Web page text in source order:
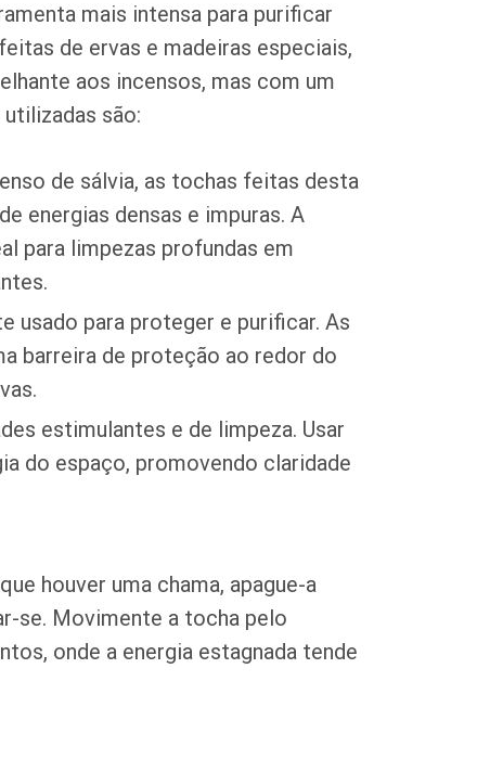
mais intensa para purificar
de ervas e madeiras especiais,
aos incensos, mas com um
utilizadas são:
de sálvia, as tochas feitas desta
energias densas e impuras. A
para limpezas profundas em
usado para proteger e purificar. As
barreira de proteção ao redor do
estimulantes e de limpeza. Usar
do espaço, promovendo claridade
houver uma chama, apague-a
se. Movimente a tocha pelo
onde a energia estagnada tende